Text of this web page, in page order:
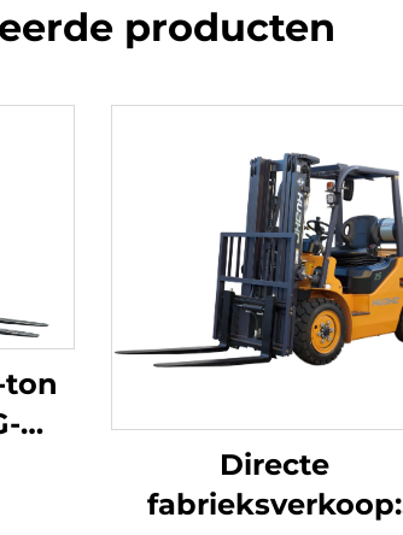
producten
ton
Directe
fabrieksverkoop: